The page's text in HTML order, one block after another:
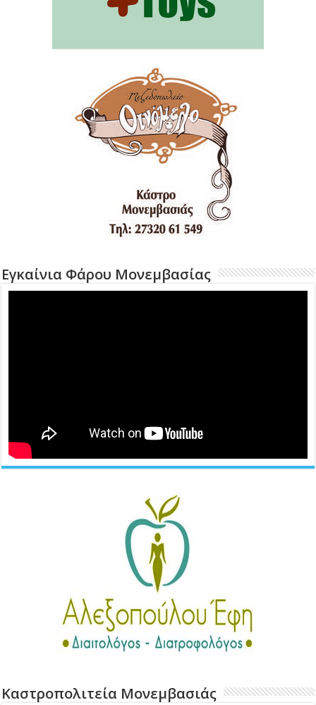
Εγκαίνια Φάρου Μονεμβασίας
Καστροπολιτεία Μονεμβασιάς